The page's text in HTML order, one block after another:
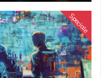
Speciale